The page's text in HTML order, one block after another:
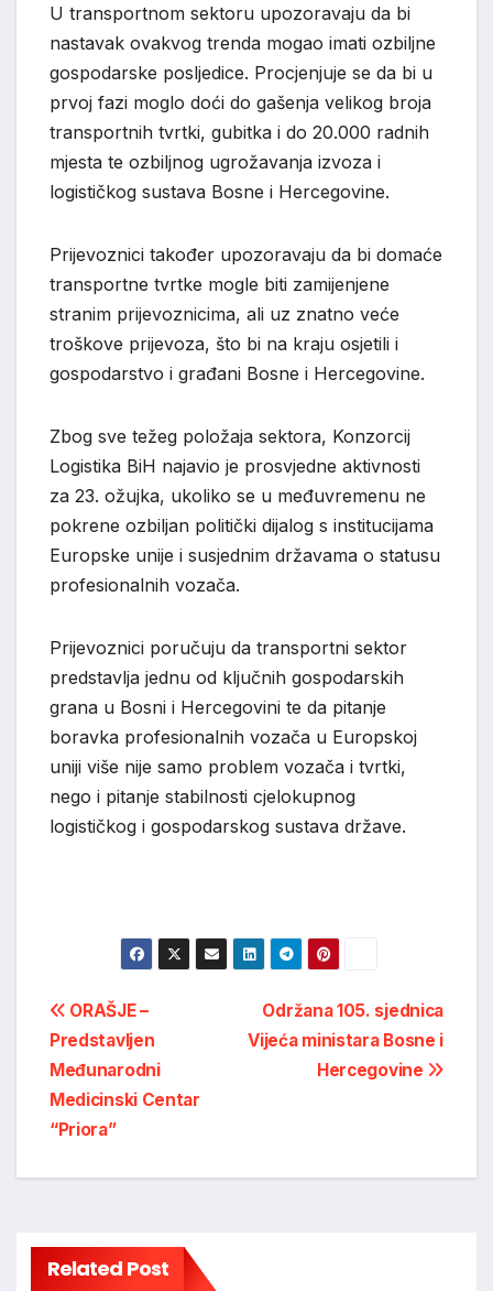
U transportnom sektoru upozoravaju da bi
nastavak ovakvog trenda mogao imati ozbiljne
gospodarske posljedice. Procjenjuje se da bi u
prvoj fazi moglo doći do gašenja velikog broja
transportnih tvrtki, gubitka i do 20.000 radnih
mjesta te ozbiljnog ugrožavanja izvoza i
logističkog sustava Bosne i Hercegovine.
Prijevoznici također upozoravaju da bi domaće
transportne tvrtke mogle biti zamijenjene
stranim prijevoznicima, ali uz znatno veće
troškove prijevoza, što bi na kraju osjetili i
gospodarstvo i građani Bosne i Hercegovine.
Zbog sve težeg položaja sektora, Konzorcij
Logistika BiH najavio je prosvjedne aktivnosti
za 23. ožujka, ukoliko se u međuvremenu ne
pokrene ozbiljan politički dijalog s institucijama
Europske unije i susjednim državama o statusu
profesionalnih vozača.
Prijevoznici poručuju da transportni sektor
predstavlja jednu od ključnih gospodarskih
grana u Bosni i Hercegovini te da pitanje
boravka profesionalnih vozača u Europskoj
uniji više nije samo problem vozača i tvrtki,
nego i pitanje stabilnosti cjelokupnog
logističkog i gospodarskog sustava države.
Post
navigation
Održana 105. sjednica
Vijeća ministara Bosne i
Hercegovine
ORAŠJE –
Predstavljen
Međunarodni
Medicinski Centar
“Priora”
Related Post